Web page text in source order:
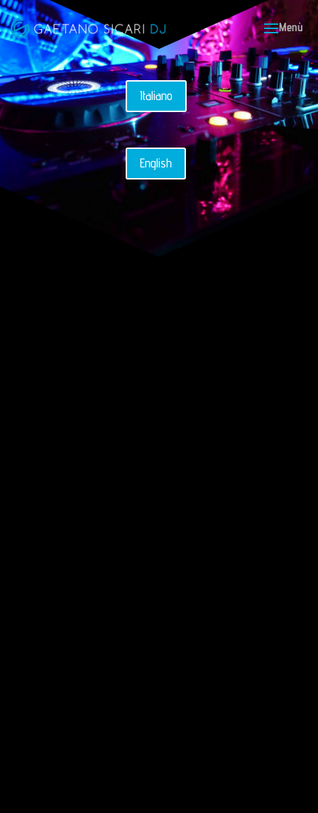
Italiano
English